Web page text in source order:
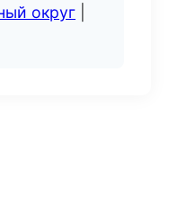
округ